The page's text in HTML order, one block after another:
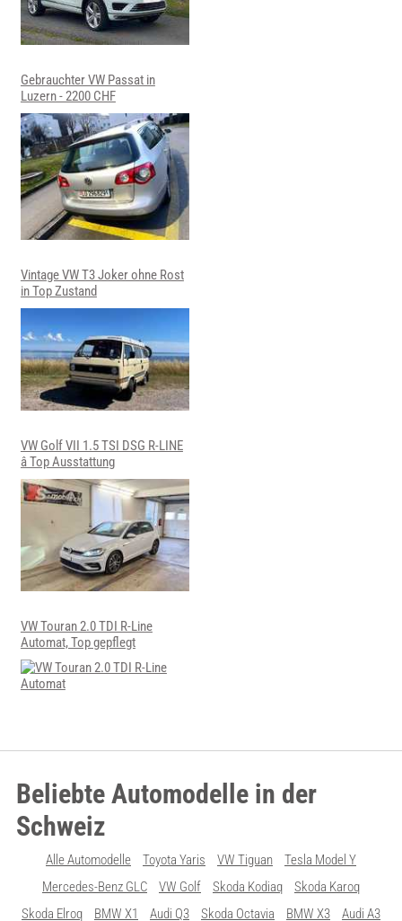
Gebrauchter VW Passat in
Luzern - 2200 CHF
Vintage VW T3 Joker ohne Rost
in Top Zustand
VW Golf VII 1.5 TSI DSG R-LINE
â Top Ausstattung
VW Touran 2.0 TDI R-Line
Automat, Top gepflegt
Beliebte Automodelle in der
Schweiz
Alle Automodelle Toyota Yaris VW Tiguan
Tesla Model Y
Mercedes-Benz GLC
VW Golf Skoda Kodiaq
Skoda Karoq
Skoda Elroq
BMW X1 Audi Q3 Skoda Octavia BMW X3 Audi A3